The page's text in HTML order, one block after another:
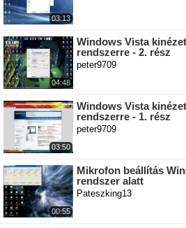
03:13
04:48
Windows Vista
rendszerre - 2. rész
peter9709
03:50
Windows Vista
rendszerre - 1. rész
peter9709
00:55
Mikrofon beállítás
rendszer alatt
Pateszking13